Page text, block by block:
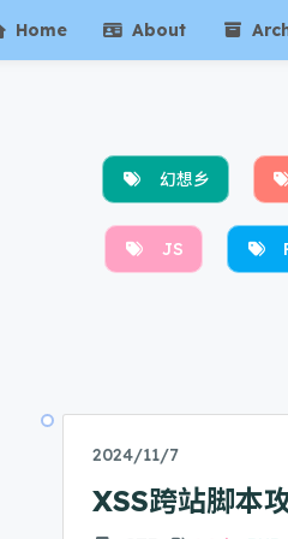
Home About
幻想乡
JS
2024/11/7
XSS跨站脚本